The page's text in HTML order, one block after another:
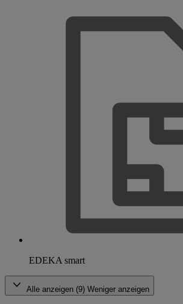
EDEKA smart
Alle anzeigen (9) Weniger anzeigen